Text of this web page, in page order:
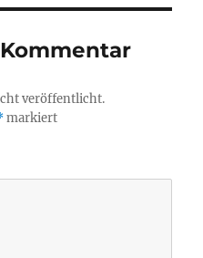
veröffentlicht.
markiert